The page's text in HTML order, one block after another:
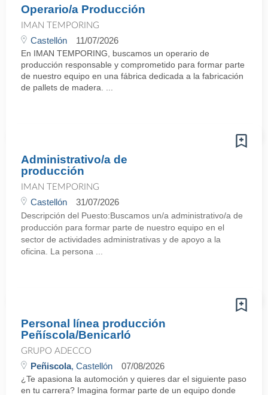
Operario/a Producción
IMAN TEMPORING
Castellón 11/07/2026
En IMAN TEMPORING, buscamos un operario de
producción responsable y comprometido para formar parte
de nuestro equipo en una fábrica dedicada a la fabricación
de pallets de madera. ...
Administrativo/a de
producción
IMAN TEMPORING
Castellón 31/07/2026
Descripción del Puesto:Buscamos un/a administrativo/a de
producción para formar parte de nuestro equipo en el
sector de actividades administrativas y de apoyo a la
oficina. La persona ...
Personal línea producción
Peñíscola/Benicarló
GRUPO ADECCO
Peñiscola, Castellón 07/08/2026
¿Te apasiona la automoción y quieres dar el siguiente paso
en tu carrera? Imagina formar parte de un equipo donde